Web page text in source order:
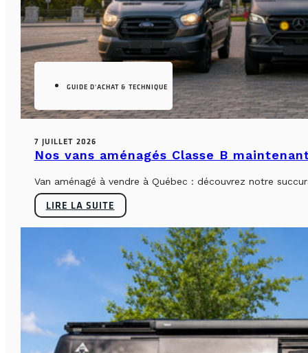
GUIDE D'ACHAT & TECHNIQUE
7 JUILLET 2026
Nos vans aménagés Classe B
Van aménagé à vendre à Québec : découvrez notre
LIRE LA SUITE